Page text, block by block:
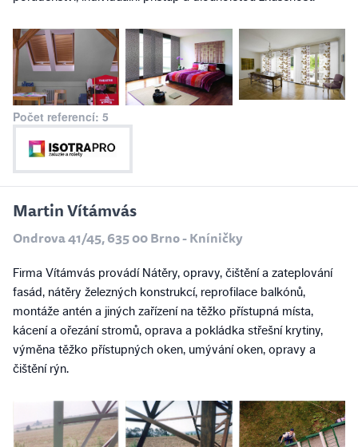
Počet referencí: 5
Martin Vítámvás
Ondrova 41/45, 635 00 Brno - Kníničky
Firma Vítámvás provádí Nátěry, opravy, čištění a zateplování
fasád, nátěry železných konstrukcí, reprofilace balkónů,
montáže antén a jiných zařízení na těžko přístupná místa,
kácení a ořezání stromů, oprava a pokládka střešní krytiny,
výměna těžko přístupných oken, umývání oken, opravy a
čištění rýn.